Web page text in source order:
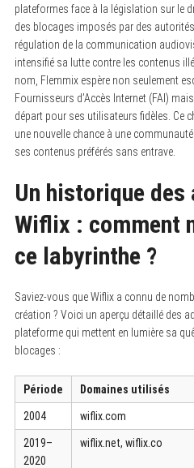
plateformes face à la législation sur le
des blocages imposés par des
régulation de la communication
intensifié sa lutte contre les contenus
nom, Flemmix espère non seulement
Fournisseurs d’Accès Internet (FAI)
départ pour ses utilisateurs fidèles. Ce
une nouvelle chance à une
ses contenus préférés sans entrave.
Un historique des
Wiflix : comment
ce labyrinthe ?
Saviez-vous que Wiflix a connu de
création ? Voici un aperçu détaillé des
plateforme qui mettent en lumière sa
blocages :
Période Domaines utilisés
2004 wiflix.com
2019–
2020
wiflix.net, wiflix.co